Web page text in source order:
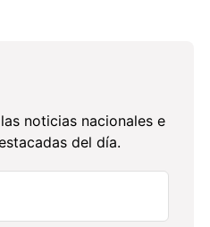
noticias nacionales e
del día.